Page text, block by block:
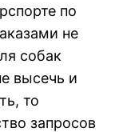
по
не
собак
высечь и
то
запросов